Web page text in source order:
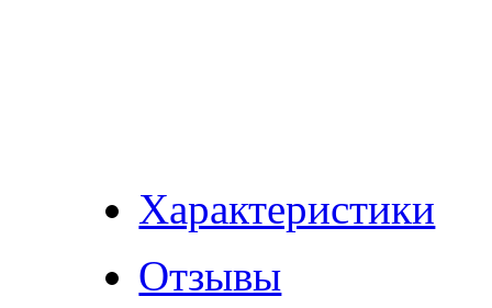
Характеристики
Отзывы